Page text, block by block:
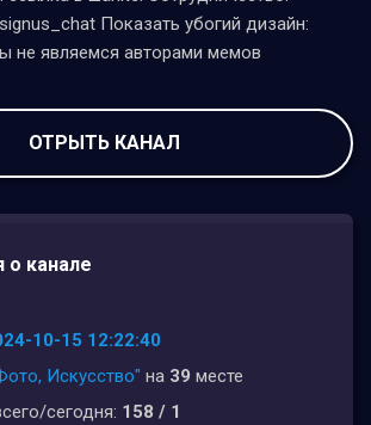
Показать убогий дизайн:
не являемся авторами мемов
ОТРЫТЬ КАНАЛ
канале
10-15 12:22:40
Искусство" на 39 месте
сегодня: 158 / 1